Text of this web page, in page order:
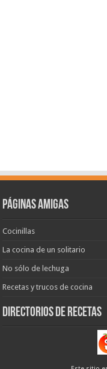
Páginas amigas
Cocinillas
La cocina de un solitario
No sólo de lechuga
Recetas y trucos de cocina
Directorios de recetas